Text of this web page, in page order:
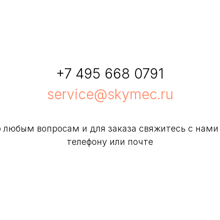
+7 495 668 0791
service@skymec.ru
любым вопросам и для заказа свяжитесь с нами
телефону или почте